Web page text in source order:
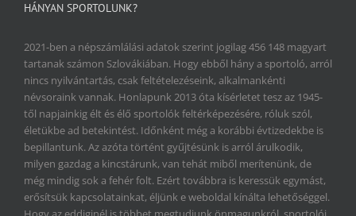
HÁNYAN SPORTOLUNK?
2021-ben a népszámlálási adatok szerint jogilag 456 148 magyart
tartanak számon Szlovákiában. Hogy ebből hány a sportoló, arról
nincs nyilvántartás, csak feltételezéseink, alkalmankénti
névsoraink vannak. Honlapunk 2013 óta kísérletet tesz az 1945-
től napjainkig élt és élő sportolók feltérképezésére, róluk szól,
életükbe ad betekintést. Időnként még a korábbi évtizedekbe is
bepillantunk. Az azóta történt gyűjtésünk is arról árulkodik,
milyen gazdag a kincstárunk, van tehát miből merítenünk, de
még mindig sok a fehér folt. Ezért továbbra is keressük egymást,
erősítsük kapcsolatainkat, éljünk e weboldal kínálta lehetőséggel.